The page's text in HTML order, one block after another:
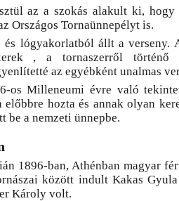
az a szokás alakult ki,
Országos Tornaünnepélyt is.
és lógyakorlatból állt a verseny.
, a tornaszerről történő
az egyébként unalmas
os Milleneumi évre való
előbbre hozta és annak olyan
be a nemzeti ünnepbe.
1896-ban, Athénban magyar
között indult Kakas
Károly volt.